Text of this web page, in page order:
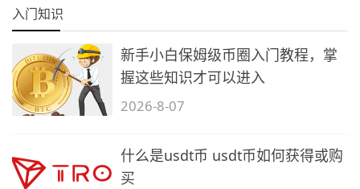
入门知识
新手小白保姆级币圈入门教程，掌
握这些知识才可以进入
2026-8-07
什么是usdt币 usdt币如何获得或购
买